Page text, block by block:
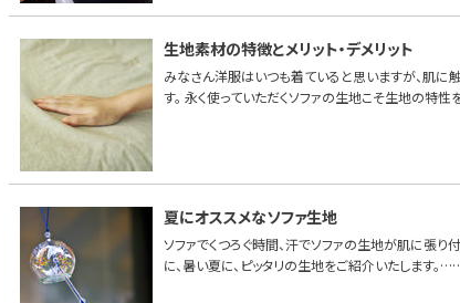
生地素材の特徴とメリット・デメリット
みなさん洋服はいつも着ていると思いますが、肌に
す。 永く使っていただくソファの生地こそ生地の特
夏にオススメなソファ生地
ソファでくつろぐ時間、汗でソファの生地が肌に張り
に、暑い夏に、ピッタリの生地をご紹介いたします。